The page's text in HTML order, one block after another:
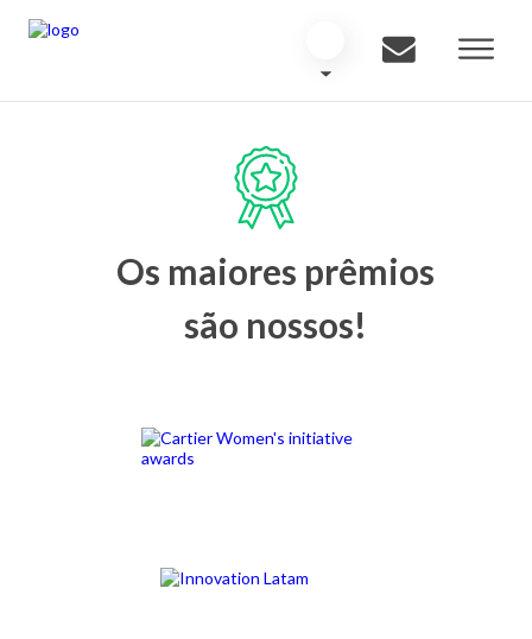
Os maiores prêmios
são nossos!